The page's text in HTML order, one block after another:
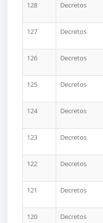
128
Decretos
127
Decretos
126
Decretos
125
Decretos
124
Decretos
123
Decretos
122
Decretos
121
Decretos
120
Decretos